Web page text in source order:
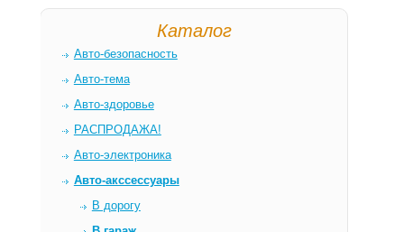
Каталог
Авто-безопасность
Авто-тема
Авто-здоровье
РАСПРОДАЖА!
Авто-электроника
Авто-акссессуары
В дорогу